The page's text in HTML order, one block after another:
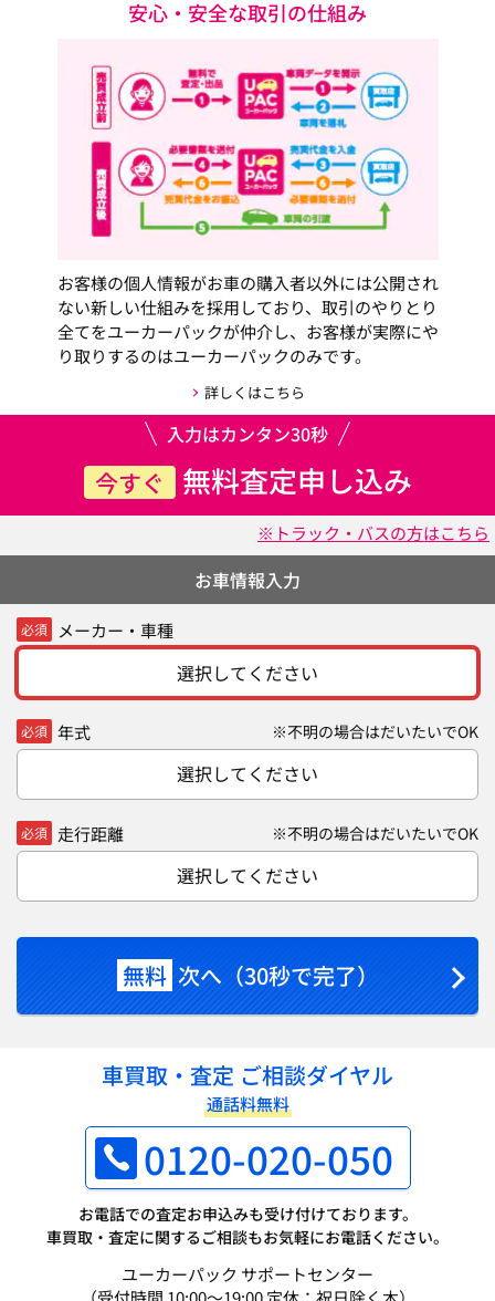
安心・安全な取引の仕組み
お客様の個人情報がお車の購入者以外には公開され
ない新しい仕組みを採用しており、取引のやりとり
全てをユーカーパックが仲介し、お客様が実際にや
り取りするのはユーカーパックのみです。
詳しくはこちら
入力はカンタン30秒
今すぐ 無料査定申し込み
※トラック・バスの方はこちら
お車情報入力
必須 メーカー・車種
選択してください
必須 年式 ※不明の場合はだいたいでOK
選択してください
必須 走行距離 ※不明の場合はだいたいでOK
選択してください
無料 次へ（30秒で完了）
車買取・査定 ご相談ダイヤル
通話料無料
0120-020-050
お電話での査定お申込みも受け付けております。
車買取・査定に関するご相談もお気軽にお電話ください。
ユーカーパック サポートセンター